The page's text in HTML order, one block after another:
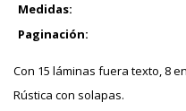
Medidas:
Paginación:
Con 15 láminas fuera texto, 8
Rústica con solapas.